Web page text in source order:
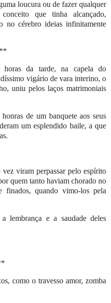
loucura ou de fazer qualquer
que tinha alcançado,
no cérebro ideias infinitamente
horas da tarde, na capela do
vigário de vara interino, o
uniu pelos laços matrimoniais
de um banquete aos seus
um esplendido baile, a que
viram perpassar pelo espírito
quem tanto haviam chorado no
quando vimo-los pela
lembrança e a saudade deles
como o travesso amor, zomba